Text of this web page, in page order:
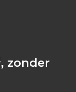
, zonder